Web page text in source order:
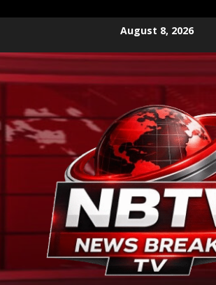
content
August 8, 2026